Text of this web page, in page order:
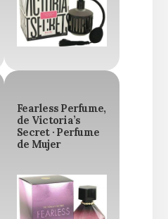
Fearless Perfume,
de Victoria’s
Secret · Perfume
de Mujer